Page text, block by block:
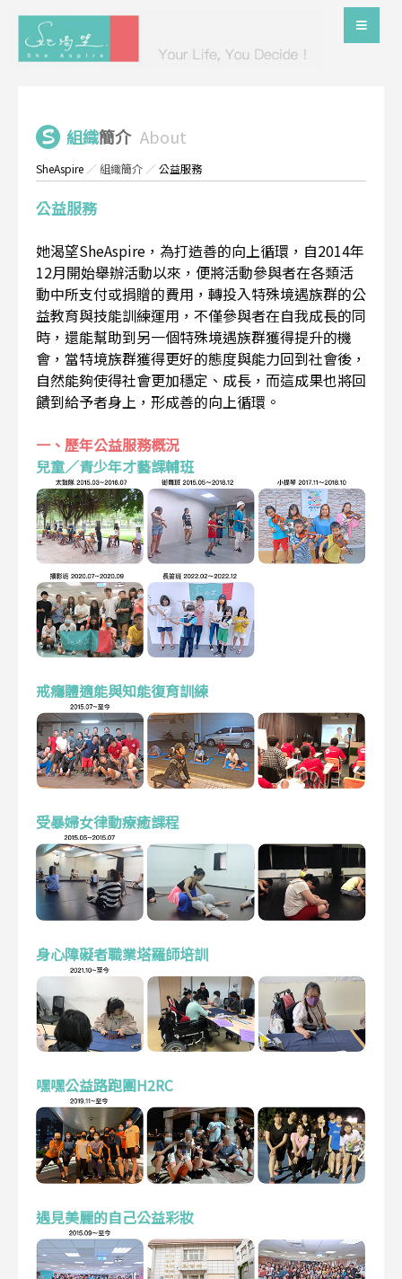
組織簡介 About
SheAspire ／組織簡介 ／公益服務
公益服務
她渴望SheAspire，為打造善的向上循環，自2014年
12月開始舉辦活動以來，便將活動參與者在各類活
動中所支付或捐贈的費用，轉投入特殊境遇族群的公
益教育與技能訓練運用，不僅參與者在自我成長的同
時，還能幫助到另一個特殊境遇族群獲得提升的機
會，當特境族群獲得更好的態度與能力回到社會後，
自然能夠使得社會更加穩定、成長，而這成果也將回
饋到給予者身上，形成善的向上循環。
一、歷年公益服務概況
兒童／青少年才藝課輔班
戒癮體適能與知能復育訓練
受暴婦女律動療癒課程
身心障礙者職業塔羅師培訓
嘿嘿公益路跑團H2RC
遇見美麗的自己公益彩妝